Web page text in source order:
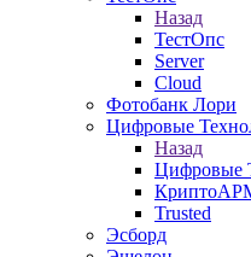
Назад
ТестОпс
Server
Cloud
Фотобанк Лори
Цифровые
Назад
Цифровые
Trusted
Эсборд